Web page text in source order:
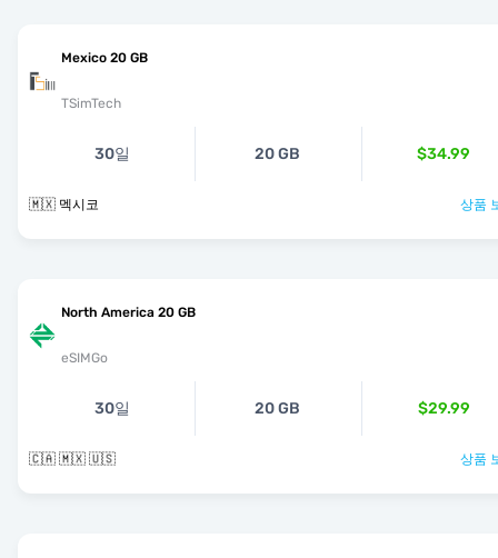
Mexico 20 GB
TSimTech
30일 20 GB $34.99
🇲🇽 멕시코 상품
North America 20 GB
eSIMGo
30일 20 GB $29.99
🇨🇦 🇲🇽 🇺🇸 상품